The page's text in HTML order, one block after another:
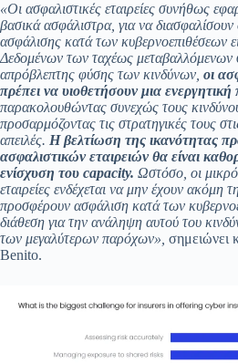
«Οι ασφαλιστικές εταιρείες συνήθως
βασικά ασφάλιστρα, για να
ασφάλισης κατά των κυβερνοεπιθέσεων
Δεδομένων των ταχέως μεταβαλλόμενων
απρόβλεπτης φύσης των κινδύνων, οι
πρέπει να υιοθετήσουν μια ενεργητική
παρακολουθώντας συνεχώς τους
προσαρμόζοντας τις στρατηγικές τους
απειλές. Η βελτίωση της ικανότητας
ασφαλιστικών εταιρειών θα είναι
ενίσχυση του capacity. Ωστόσο, οι
εταιρείες ενδέχεται να μην έχουν ακόμη
προσφέρουν ασφάλιση κατά των
διάθεση για την ανάληψη αυτού του
των μεγαλύτερων παρόχων», σημειώνει
Benito.